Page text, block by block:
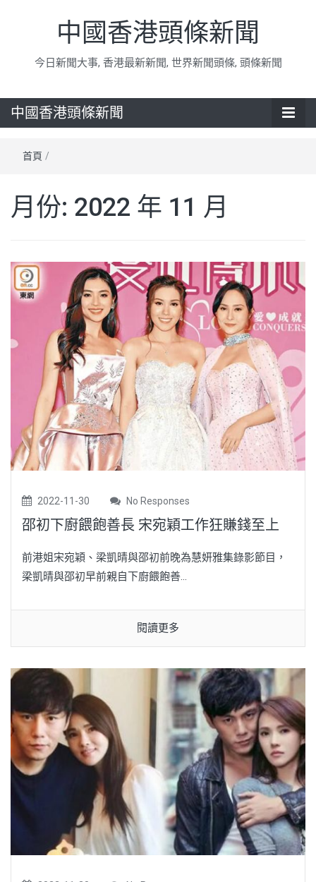
中國香港頭條新聞
今日新聞大事, 香港最新新聞, 世界新聞頭條, 頭條新聞
中國香港頭條新聞
首頁 /
月份: 2022 年 11 月
2022-11-30 No Responses
邵初下廚餵飽善長 宋宛穎工作狂賺錢至上
前港姐宋宛穎、梁凱晴與邵初前晚為慧妍雅集錄影節目，
梁凱晴與邵初早前親自下廚餵飽善...
閱讀更多